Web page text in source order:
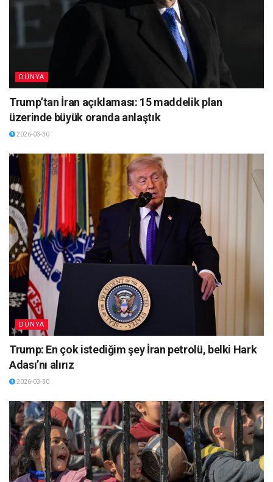
DÜNYA
Trump’tan İran açıklaması: 15 maddelik plan
üzerinde büyük oranda anlaştık
2026-03-30
DÜNYA
Trump: En çok istediğim şey İran petrolü, belki Hark
Adası’nı alırız
2026-03-30